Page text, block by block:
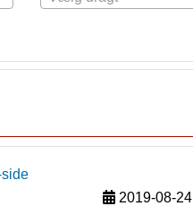
2019-08-24